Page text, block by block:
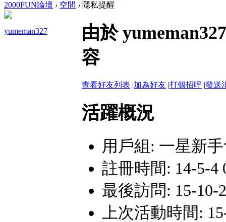
2000FUN論壇 › 空間 › 隱私提醒
yumeman327
由於
容
查看好友列表 |加為好友 |打個招呼 |發送
活躍概況
用戶組: 一星新
註冊時間: 14-5-4
最後訪問: 15-10-
上次活動時間: